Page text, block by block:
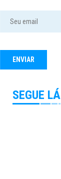
SEGUE LÁ